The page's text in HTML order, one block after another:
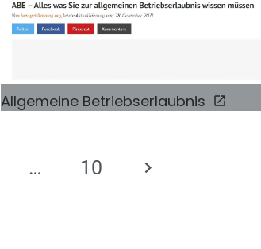
Allgemeine Betriebserlaubnis
… 10